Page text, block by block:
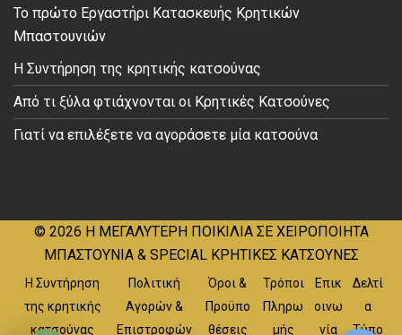
Το πρώτο Εργαστήρι Κατασκευής Κρητικών
Μπαστουνιών
Η Συντήρηση της κρητικής κατσούνας
Από τι ξύλα φτιάχνονται οι Κρητικές Κατσούνες
Γιατί να επιλέξετε να αγοράσετε μία κατσούνα
© 2026 Η ΜΕΓΑΛΥΤΕΡΗ ΠΟΙΚΙΛΙΑ ΣΕ ΧΕΙΡΟΠΟΙΗΤΑ
ΜΠΑΣΤΟΥΝΙΑ & SPECIAL ΚΡΗΤΙΚΕΣ ΚΑΤΣΟΥΝΕΣ
Η Συντήρηση
της κρητικής
κατσούνας
Πολιτική
Αγορών &
Επιστροφών
Όροι &
Προϋπο
θέσεις
Τρόποι
Πληρω
μής
Επικ
οινω
νία
Δελτί
α
Τύπο